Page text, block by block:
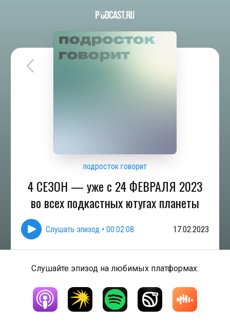
подросток говорит
4 СЕЗОН — уже с 24 ФЕВРАЛЯ 2023
во всех подкастных ютугах планеты
Слушать эпизод • 00:02:08 17.02.2023
Слушайте эпизод на любимых платформах: